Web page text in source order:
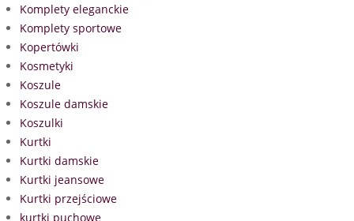
Komplety eleganckie
Komplety sportowe
Kopertówki
Kosmetyki
Koszule
Koszule damskie
Koszulki
Kurtki
Kurtki damskie
Kurtki jeansowe
Kurtki przejściowe
kurtki puchowe